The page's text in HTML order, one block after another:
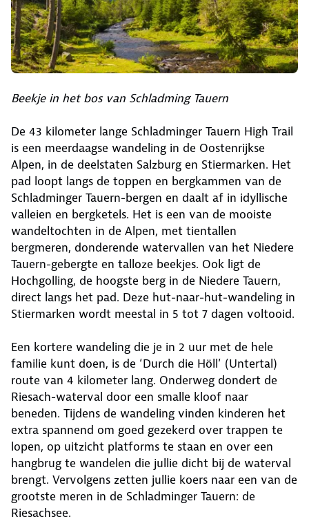
Beekje in het bos van Schladming Tauern
De 43 kilometer lange Schladminger Tauern High Trail
is een meerdaagse wandeling in de Oostenrijkse
Alpen, in de deelstaten Salzburg en Stiermarken. Het
pad loopt langs de toppen en bergkammen van de
Schladminger Tauern-bergen en daalt af in idyllische
valleien en bergketels. Het is een van de mooiste
wandeltochten in de Alpen, met tientallen
bergmeren, donderende watervallen van het Niedere
Tauern-gebergte en talloze beekjes. Ook ligt de
Hochgolling, de hoogste berg in de Niedere Tauern,
direct langs het pad. Deze hut-naar-hut-wandeling in
Stiermarken wordt meestal in 5 tot 7 dagen voltooid.
Een kortere wandeling die je in 2 uur met de hele
familie kunt doen, is de ‘Durch die Höll’ (Untertal)
route van 4 kilometer lang. Onderweg dondert de
Riesach-waterval door een smalle kloof naar
beneden. Tijdens de wandeling vinden kinderen het
extra spannend om goed gezekerd over trappen te
lopen, op uitzicht platforms te staan en over een
hangbrug te wandelen die jullie dicht bij de waterval
brengt. Vervolgens zetten jullie koers naar een van de
grootste meren in de Schladminger Tauern: de
Riesachsee.